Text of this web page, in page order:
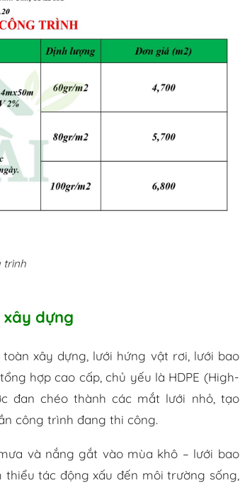
trình
dựng
xây dựng, lưới hứng vật rơi, lưới bao
hợp cao cấp, chủ yếu là HDPE (High-
đan chéo thành các mắt lưới nhỏ, tạo
công trình đang thi công.
và nắng gắt vào mùa khô – lưới bao
tác động xấu đến môi trường sống,